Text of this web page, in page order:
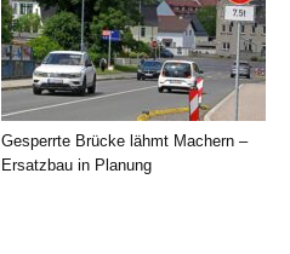
Gesperrte Brücke lähmt Machern –
Ersatzbau in Planung